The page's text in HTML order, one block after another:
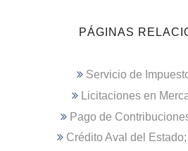
PÁGINAS
Servicio de
Licitaciones en
Pago de
Crédito Aval del